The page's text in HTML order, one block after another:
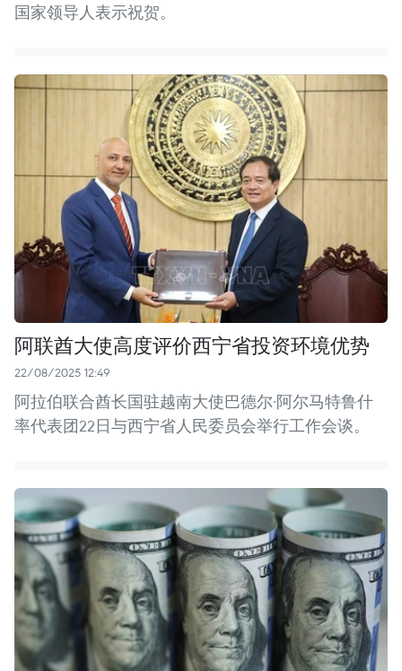
国家领导人表示祝贺。
阿联酋大使高度评价西宁省投资环境优势
22/08/2025 12:49
阿拉伯联合酋长国驻越南大使巴德尔·阿尔马特鲁什
率代表团22日与西宁省人民委员会举行工作会谈。